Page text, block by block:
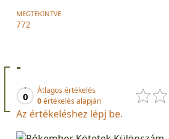
MEGTEKINTVE
772
-
0
Átlagos értékelés
0értékelés alapján
Az értékeléshez lépj be.